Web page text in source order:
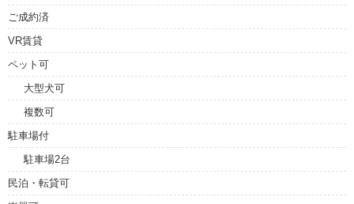
ご成約済
VR賃貸
ペット可
大型犬可
複数可
駐車場付
駐車場2台
民泊・転貸可